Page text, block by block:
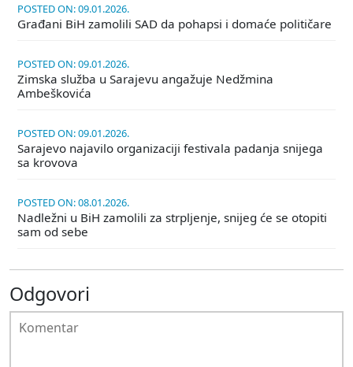
POSTED ON: 09.01.2026.
Građani BiH zamolili SAD da pohapsi i domaće političare
POSTED ON: 09.01.2026.
Zimska služba u Sarajevu angažuje Nedžmina
Ambeškovića
POSTED ON: 09.01.2026.
Sarajevo najavilo organizaciji festivala padanja snijega
sa krovova
POSTED ON: 08.01.2026.
Nadležni u BiH zamolili za strpljenje, snijeg će se otopiti
sam od sebe
Odgovori